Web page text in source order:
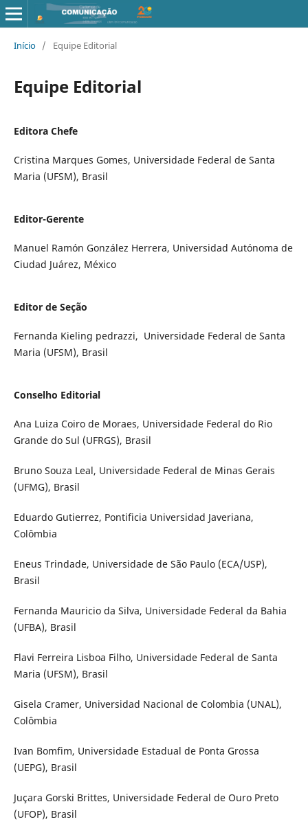
Início / Equipe Editorial
Equipe Editorial
Editora Chefe
Cristina Marques Gomes, Universidade Federal de Santa
Maria (UFSM), Brasil
Editor-Gerente
Manuel Ramón González Herrera, Universidad Autónoma de
Ciudad Juárez, México
Editor de Seção
Fernanda Kieling pedrazzi, Universidade Federal de Santa
Maria (UFSM), Brasil
Conselho Editorial
Ana Luiza Coiro de Moraes, Universidade Federal do Rio
Grande do Sul (UFRGS), Brasil
Bruno Souza Leal, Universidade Federal de Minas Gerais
(UFMG), Brasil
Eduardo Gutierrez, Pontificia Universidad Javeriana,
Colômbia
Eneus Trindade, Universidade de São Paulo (ECA/USP),
Brasil
Fernanda Mauricio da Silva, Universidade Federal da Bahia
(UFBA), Brasil
Flavi Ferreira Lisboa Filho, Universidade Federal de Santa
Maria (UFSM), Brasil
Gisela Cramer, Universidad Nacional de Colombia (UNAL),
Colômbia
Ivan Bomfim, Universidade Estadual de Ponta Grossa
(UEPG), Brasil
Juçara Gorski Brittes, Universidade Federal de Ouro Preto
(UFOP), Brasil